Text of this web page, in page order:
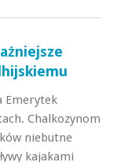
Emerytek
Chalkozynom
niebutne
kajakami